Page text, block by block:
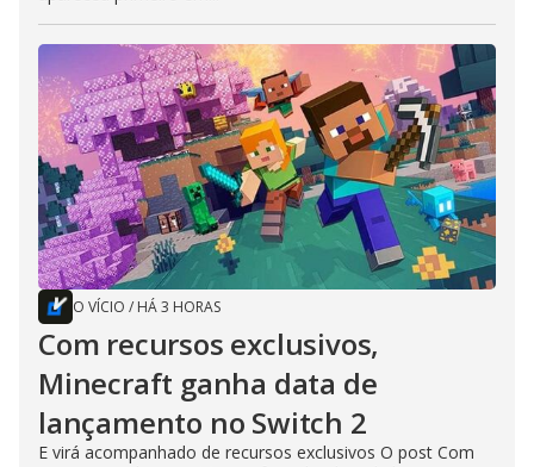
O VÍCIO / HÁ 3 HORAS
Com recursos exclusivos,
Minecraft ganha data de
lançamento no Switch 2
E virá acompanhado de recursos exclusivos O post Com